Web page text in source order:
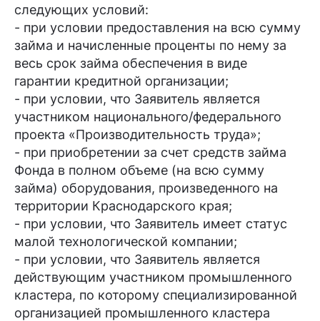
следующих условий:
- при условии предоставления на всю сумму
займа и начисленные проценты по нему за
весь срок займа обеспечения в виде
гарантии кредитной организации;
- при условии, что Заявитель является
участником национального/федерального
проекта «Производительность труда»;
- при приобретении за счет средств займа
Фонда в полном объеме (на всю сумму
займа) оборудования, произведенного на
территории Краснодарского края;
- при условии, что Заявитель имеет статус
малой технологической компании;
- при условии, что Заявитель является
действующим участником промышленного
кластера, по которому специализированной
организацией промышленного кластера